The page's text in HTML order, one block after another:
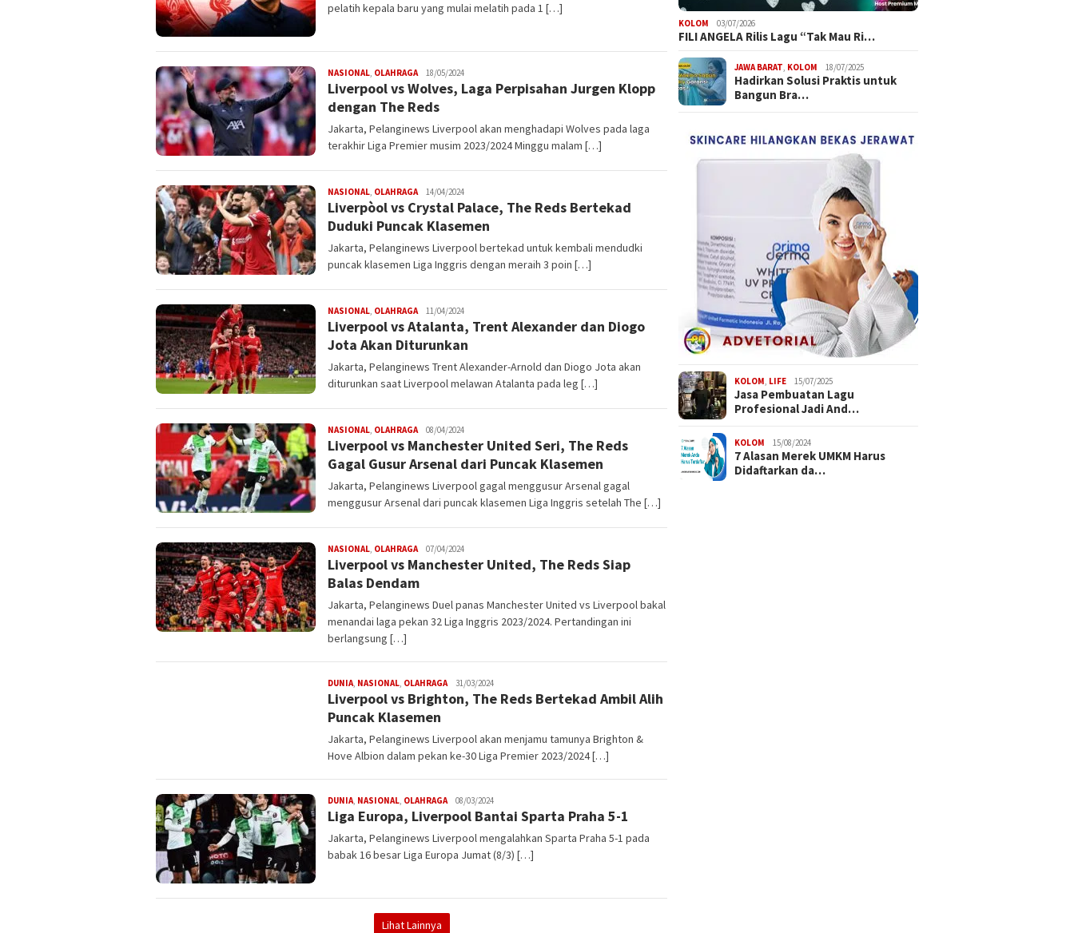
pelatih kepala baru yang mulai melatih pada 1 […]
NASIONAL, OLAHRAGARedaksi
Pelanginews
18/05/2024
Liverpool vs Wolves, Laga Perpisahan Jurgen Klopp
dengan The Reds
Jakarta, Pelanginews Liverpool akan menghadapi Wolves pada laga
terakhir Liga Premier musim 2023/2024 Minggu malam […]
NASIONAL, OLAHRAGARedaksi
Pelanginews
14/04/2024
Liverpòol vs Crystal Palace, The Reds Bertekad
Duduki Puncak Klasemen
Jakarta, Pelanginews Liverpool bertekad untuk kembali mendudki
puncak klasemen Liga Inggris dengan meraih 3 poin […]
NASIONAL, OLAHRAGARedaksi
Pelanginews
11/04/2024
Liverpool vs Atalanta, Trent Alexander dan Diogo
Jota Akan Diturunkan
Jakarta, Pelanginews Trent Alexander-Arnold dan Diogo Jota akan
diturunkan saat Liverpool melawan Atalanta pada leg […]
NASIONAL, OLAHRAGARedaksi
Pelanginews
08/04/2024
Liverpool vs Manchester United Seri, The Reds
Gagal Gusur Arsenal dari Puncak Klasemen
Jakarta, Pelanginews Liverpool gagal menggusur Arsenal gagal
menggusur Arsenal dari puncak klasemen Liga Inggris setelah The […]
NASIONAL, OLAHRAGARedaksi
Pelanginews
07/04/2024
Liverpool vs Manchester United, The Reds Siap
Balas Dendam
Jakarta, Pelanginews Duel panas Manchester United vs Liverpool bakal
menandai laga pekan 32 Liga Inggris 2023/2024. Pertandingan ini
berlangsung […]
DUNIA, NASIONAL, OLAHRAGARedaksi
Pelanginews
31/03/2024
Liverpool vs Brighton, The Reds Bertekad Ambil Alih
Puncak Klasemen
Jakarta, Pelanginews Liverpool akan menjamu tamunya Brighton &
Hove Albion dalam pekan ke-30 Liga Premier 2023/2024 […]
DUNIA, NASIONAL, OLAHRAGARedaksi
Pelanginews
08/03/2024
Liga Europa, Liverpool Bantai Sparta Praha 5-1
Jakarta, Pelanginews Liverpool mengalahkan Sparta Praha 5-1 pada
babak 16 besar Liga Europa Jumat (8/3) […]
Lihat Lainnya
KOLOM 03/07/2026
FILI ANGELA Rilis Lagu “Tak Mau Ri…
JAWA BARAT KOLOM 18/07/2025
Hadirkan Solusi Praktis untuk
Bangun Bra…
KOLOM, LIFE 15/07/2025
Jasa Pembuatan Lagu
Profesional Jadi And…
KOLOM 15/08/2024
7 Alasan Merek UMKM Harus
Didaftarkan da…